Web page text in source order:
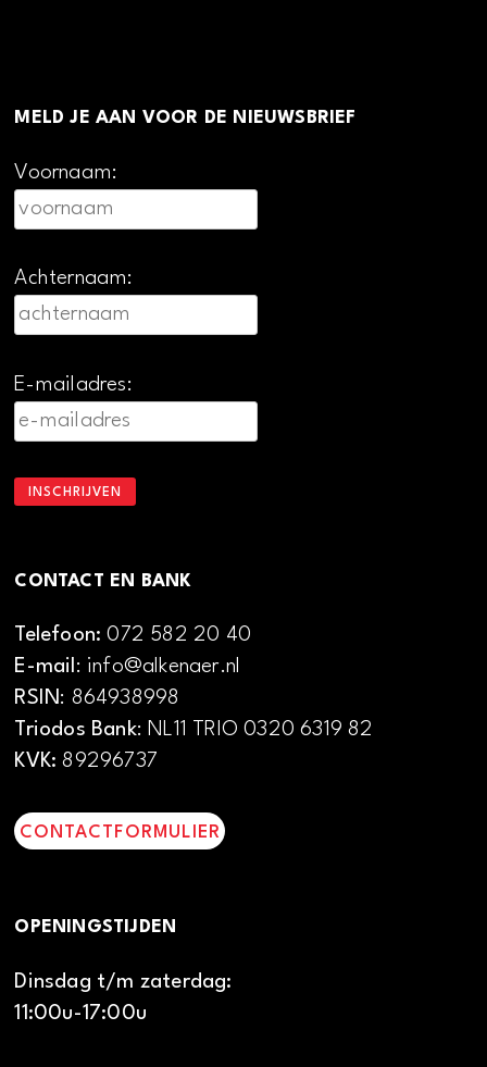
MELD JE AAN VOOR DE NIEUWSBRIEF
Voornaam:
Achternaam:
E-mailadres:
CONTACT EN BANK
Telefoon:072 582 20 40
E-mail: info@alkenaer.nl
RSIN: 864938998
Triodos Bank: NL11 TRIO 0320 6319 82
KVK: 89296737
CONTACTFORMULIER
OPENINGSTIJDEN
Dinsdag t/m zaterdag:
11:00u-17:00u